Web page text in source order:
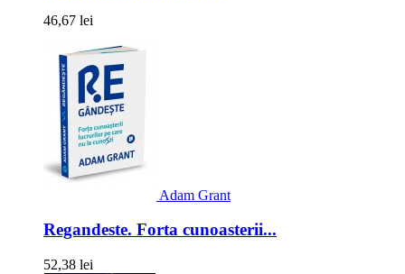
46,67 lei
Adam Grant
Regandeste. Forta cunoasterii...
52,38 lei